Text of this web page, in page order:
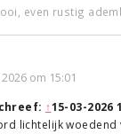
even rustig
om 15:01
↑15-03-2026
lichtelijk woedend